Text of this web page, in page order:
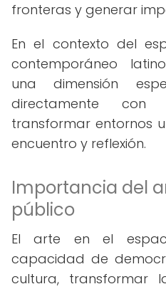
fronteras y generar
En el contexto del
contemporáneo
una dimensión
directamente
transformar entornos
encuentro y reflexión.
Importancia del
público
El arte en el
capacidad de
cultura, transformar